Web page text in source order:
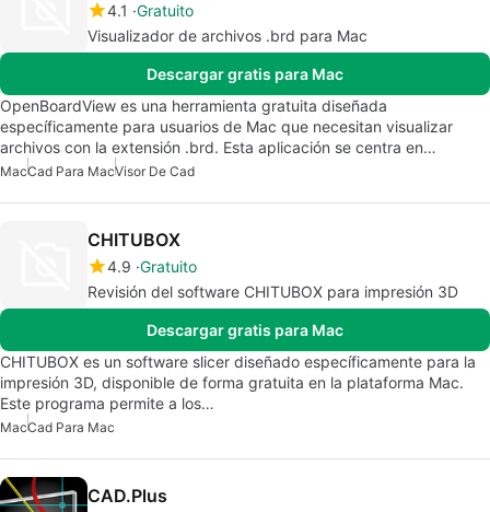
4.1 Gratuito
Visualizador de archivos .brd para Mac
Descargar gratis para Mac
OpenBoardView es una herramienta gratuita diseñada
específicamente para usuarios de Mac que necesitan visualizar
archivos con la extensión .brd. Esta aplicación se centra en…
MacCad Para MacVisor De Cad
CHITUBOX
4.9 Gratuito
Revisión del software CHITUBOX para impresión 3D
Descargar gratis para Mac
CHITUBOX es un software slicer diseñado específicamente para la
impresión 3D, disponible de forma gratuita en la plataforma Mac.
Este programa permite a los…
MacCad Para Mac
CAD.Plus